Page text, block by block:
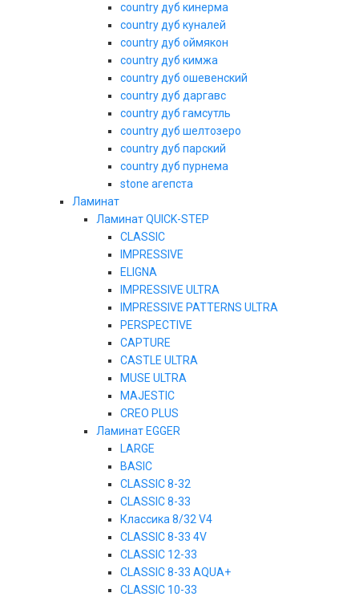
country дуб кинерма
country дуб куналей
country дуб оймякон
country дуб кимжа
country дуб ошевенский
country дуб даргавс
country дуб гамсутль
country дуб шелтозеро
country дуб парский
country дуб пурнема
stone агепста
Ламинат
Ламинат QUICK-STEP
CLASSIC
IMPRESSIVE
ELIGNA
IMPRESSIVE ULTRA
IMPRESSIVE PATTERNS ULTRA
PERSPECTIVE
CAPTURE
CASTLE ULTRA
MUSE ULTRA
MAJESTIC
CREO PLUS
Ламинат EGGER
LARGE
BASIC
CLASSIC 8-32
CLASSIC 8-33
Классика 8/32 V4
CLASSIC 8-33 4V
CLASSIC 12-33
CLASSIC 8-33 AQUA+
CLASSIC 10-33